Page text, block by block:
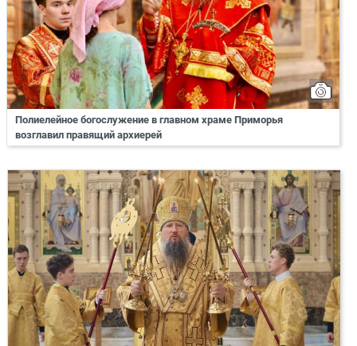
Полиелейное богослужение в главном храме Приморья
возглавил правящий архиерей